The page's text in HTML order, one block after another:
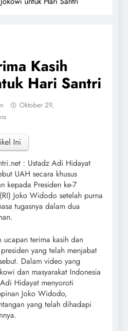
Kasih
Hari Santri
Oktober 29,
Ini
: Ustadz Adi Hidayat
UAH secara khusus
kepada Presiden ke-7
Joko Widodo setelah purna
tugasnya dalam dua
ucapan terima kasih dan
yang telah menjabat
Dalam video yang
dan masyarakat Indonesia
Hidayat menyoroti
Joko Widodo,
yang telah dihadapi